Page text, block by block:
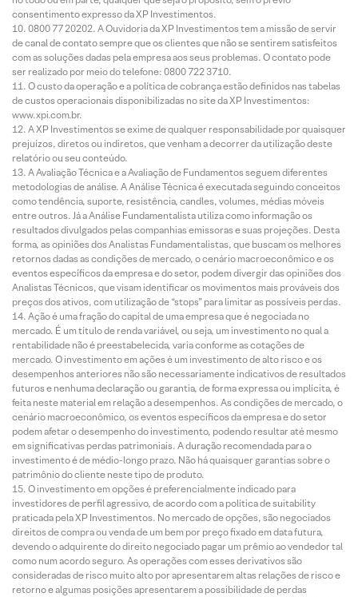
consentimento expresso da XP Investimentos.
0800 77 20202. A Ouvidoria da XP Investimentos tem a missão de servir
de canal de contato sempre que os clientes que não se sentirem satisfeitos
com as soluções dadas pela empresa aos seus problemas. O contato pode
ser realizado por meio do telefone: 0800 722 3710.
O custo da operação e a política de cobrança estão definidos nas tabelas
de custos operacionais disponibilizadas no site da XP Investimentos:
www.xpi.com.br.
A XP Investimentos se exime de qualquer responsabilidade por quaisquer
prejuízos, diretos ou indiretos, que venham a decorrer da utilização deste
relatório ou seu conteúdo.
A Avaliação Técnica e a Avaliação de Fundamentos seguem diferentes
metodologias de análise. A Análise Técnica é executada seguindo conceitos
como tendência, suporte, resistência, candles, volumes, médias móveis
entre outros. Já a Análise Fundamentalista utiliza como informação os
resultados divulgados pelas companhias emissoras e suas projeções. Desta
forma, as opiniões dos Analistas Fundamentalistas, que buscam os melhores
retornos dadas as condições de mercado, o cenário macroeconômico e os
eventos específicos da empresa e do setor, podem divergir das opiniões dos
Analistas Técnicos, que visam identificar os movimentos mais prováveis dos
preços dos ativos, com utilização de “stops” para limitar as possíveis perdas.
Ação é uma fração do capital de uma empresa que é negociada no
mercado. É um título de renda variável, ou seja, um investimento no qual a
rentabilidade não é preestabelecida, varia conforme as cotações de
mercado. O investimento em ações é um investimento de alto risco e os
desempenhos anteriores não são necessariamente indicativos de resultados
futuros e nenhuma declaração ou garantia, de forma expressa ou implícita, é
feita neste material em relação a desempenhos. As condições de mercado, o
cenário macroeconômico, os eventos específicos da empresa e do setor
podem afetar o desempenho do investimento, podendo resultar até mesmo
em significativas perdas patrimoniais. A duração recomendada para o
investimento é de médio-longo prazo. Não há quaisquer garantias sobre o
patrimônio do cliente neste tipo de produto.
O investimento em opções é preferencialmente indicado para
investidores de perfil agressivo, de acordo com a política de suitability
praticada pela XP Investimentos. No mercado de opções, são negociados
direitos de compra ou venda de um bem por preço fixado em data futura,
devendo o adquirente do direito negociado pagar um prêmio ao vendedor tal
como num acordo seguro. As operações com esses derivativos são
consideradas de risco muito alto por apresentarem altas relações de risco e
retorno e algumas posições apresentarem a possibilidade de perdas